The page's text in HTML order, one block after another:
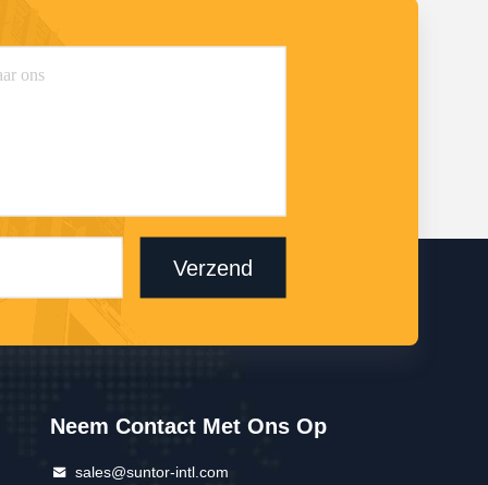
Verzend
Neem Contact Met Ons Op
sales@suntor-intl.com